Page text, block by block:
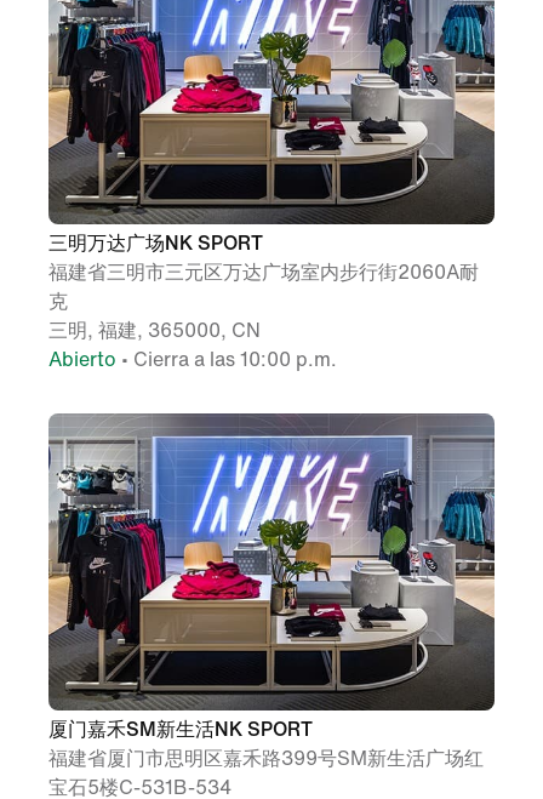
三明万达广场NK SPORT
福建省三明市三元区万达广场室内步行街2060A耐
克
三明, 福建, 365000, CN
Abierto • Cierra a las 10:00 p.m.
厦门嘉禾SM新生活NK SPORT
福建省厦门市思明区嘉禾路399号SM新生活广场红
宝石5楼C-531B-534